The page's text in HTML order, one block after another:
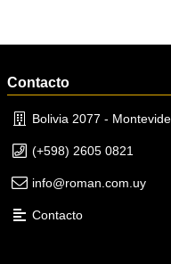
Contacto
Bolivia 2077 -
(+598) 2605 0821
info@roman.com.uy
Contacto